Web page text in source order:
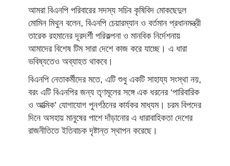
আমরা বিএনপি পরিবারের সদস্য সচিব কৃষিবিদ মোকছেদুল
মোমিন মিথুন বলেন, বিএনপি চেয়ারম্যান ও বর্তমান প্রধানমন্ত্রী
তারেক রহমানের দূরদর্শী পরিকল্পনা ও মানবিক নির্দেশনায়
আমাদের বিশেষ টিম সারা দেশে কাজ করে যাচ্ছে। এ ধারা
ভবিষ্যতেও অব্যাহত থাকবে।
বিএনপি নেতাকর্মীদের মতে, এটি শুধু একটি সাহায্য সংস্থা নয়,
বরং এটি বিএনপির জন্য তৃণমূলের সঙ্গে এক ধরনের ‘পারিবারিক
ও আত্মিক’ যোগাযোগ পুনর্গঠনের কার্যকর মাধ্যম। চরম বিপদের
দিনে অসহায় মানুষের পাশে দাঁড়ানোর এ ধারাবাহিকতা দেশের
রাজনীতিতে ইতিবাচক দৃষ্টান্ত স্থাপন করেছে।